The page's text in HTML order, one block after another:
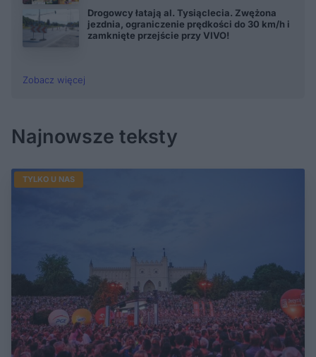
Drogowcy łatają al. Tysiąclecia. Zwężona
jezdnia, ograniczenie prędkości do 30 km/h i
zamknięte przejście przy VIVO!
Zobacz więcej
Najnowsze teksty
TYLKO U NAS